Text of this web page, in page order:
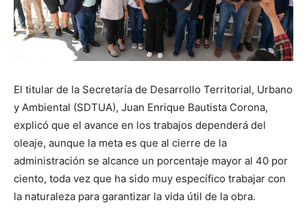
El titular de la Secretaría de Desarrollo Territorial, Urbano
y Ambiental (SDTUA), Juan Enrique Bautista Corona,
explicó que el avance en los trabajos dependerá del
oleaje, aunque la meta es que al cierre de la
administración se alcance un porcentaje mayor al 40 por
ciento, toda vez que ha sido muy específico trabajar con
la naturaleza para garantizar la vida útil de la obra.